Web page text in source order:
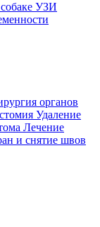
УЗИ
органов
Удаление
Лечение
и снятие швов